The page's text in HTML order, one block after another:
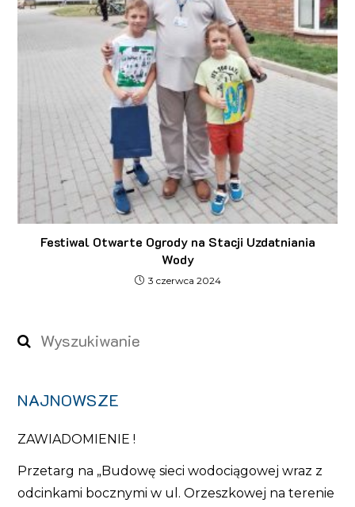
Festiwal Otwarte Ogrody na Stacji Uzdatniania
Wody
3 czerwca 2024
NAJNOWSZE
ZAWIADOMIENIE !
Przetarg na „Budowę sieci wodociągowej wraz z
odcinkami bocznymi w ul. Orzeszkowej na terenie